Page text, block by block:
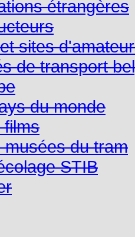
étrangères
sites
de transport
du monde
films
musées du tram
STIB